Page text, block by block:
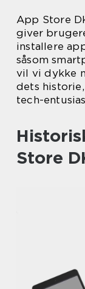
App Store
giver
installere
såsom
vil vi dykke
dets
tech-
Store